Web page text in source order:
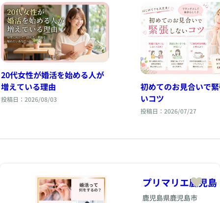
20代女性が婚活を始める人が
増えている理由
投稿日：2026/08/03
初めてのお見合いで
いコツ
投稿日：2026/07/27
プリマリエ鹿児島
鹿児島県鹿児島市